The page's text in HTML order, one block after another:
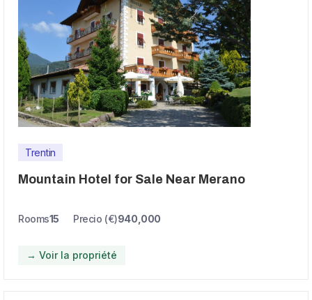
Trentin
Mountain Hotel for Sale Near Merano
Rooms15 Precio (€)940,000
→ Voir la propriété